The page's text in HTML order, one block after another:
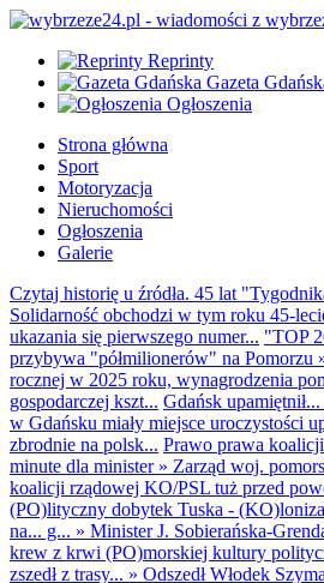
Reprinty
Gazeta
Ogłoszenia
Strona główna
Sport
Motoryzacja
Nieruchomości
Ogłoszenia
Galerie
Czytaj historię u źródła. 45 lat
Solidarność obchodzi w tym roku 45-
ukazania się pierwszego numer... "TOP
przybywa "półmilionerów" na Pomorzu
rocznej w 2025 roku, wynagrodzenia
gospodarczej kszt... Gdańsk upamiętnił...
w Gdańsku miały miejsce uroczystości
zbrodnie na polsk... Prawo prawa
minute dla minister» Zarząd woj.
koalicji rządowej KO/PSL tuż przed
(PO)lityczny dobytek Tuska -
na... g... » Minister J. Sobierańska-
krew z krwi (PO)morskiej kultury
zszedł z trasy... » Odszedł Włodek